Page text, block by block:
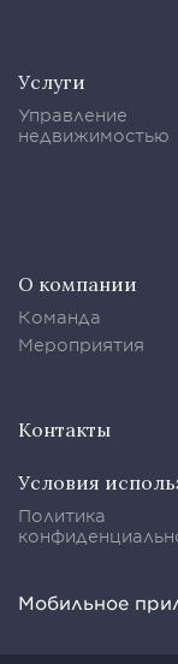
Услуги
Управление
недвижимостью
О компании
Команда
Мероприятия
Контакты
Условия
Политика
Мобильное